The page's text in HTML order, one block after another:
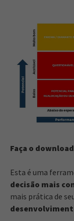
Faça o
Esta é uma
decisão mais
mais prática de